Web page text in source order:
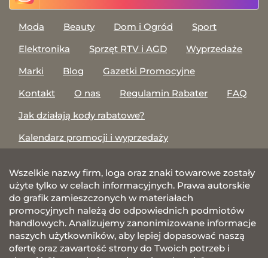
Moda Beauty Dom i Ogród
Sport
Elektronika
Sprzęt RTV i AGD
Wyprzedaże
Marki
Blog
Gazetki Promocyjne
Kontakt
O nas Regulamin Rabater
FAQ
Jak działają kody rabatowe?
Kalendarz promocji i wyprzedaży
Wszelkie nazwy firm, loga oraz znaki towarowe zostały
użyte tylko w celach informacyjnych. Prawa autorskie
do grafik zamieszczonych w materiałach
promocyjnych należą do odpowiednich podmiotów
handlowych. Analizujemy zanonimizowane informacje
naszych użytkowników, aby lepiej dopasować naszą
ofertę oraz zawartość strony do Twoich potrzeb i